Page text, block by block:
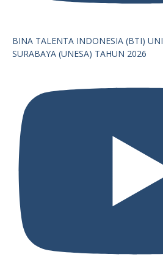
BINA TALENTA INDONESIA (BTI)
SURABAYA (UNESA) TAHUN 2026